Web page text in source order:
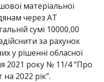
матеріальної
через АТ
сумі 10000,00
за рахунок
у рішенні обласної
2021 року № 11/4 “Про
2022 рік”.